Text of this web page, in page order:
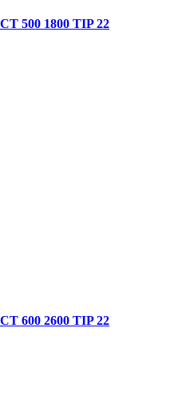
500 1800 TIP 22
600 2600 TIP 22